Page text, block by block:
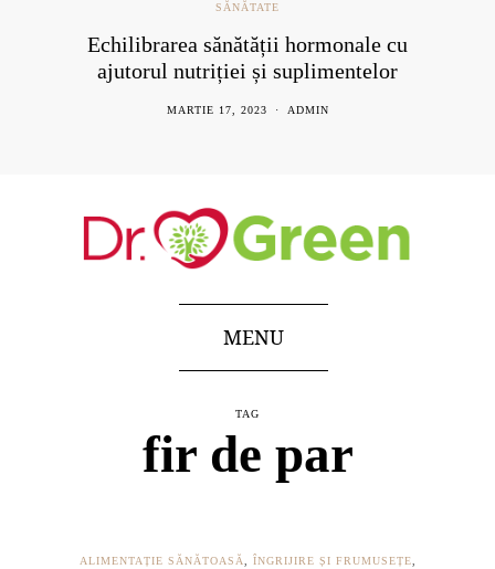
SĂNĂTATE
Echilibrarea sănătății hormonale cu
ajutorul nutriției și suplimentelor
MARTIE 17, 2023 ADMIN
MENU
TAG
fir de par
ALIMENTAȚIE SĂNĂTOASĂ ÎNGRIJIRE ȘI FRUMUSEȚE